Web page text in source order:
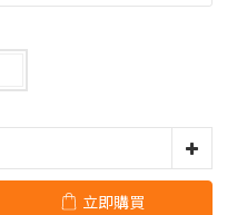
立即購買